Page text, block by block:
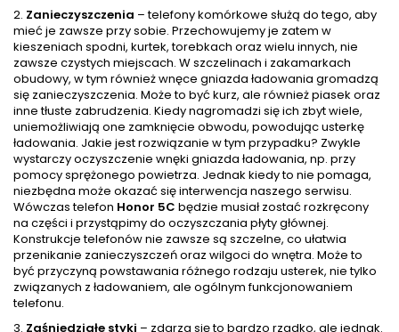
2. Zanieczyszczenia – telefony komórkowe służą do tego, aby
mieć je zawsze przy sobie. Przechowujemy je zatem w
kieszeniach spodni, kurtek, torebkach oraz wielu innych, nie
zawsze czystych miejscach. W szczelinach i zakamarkach
obudowy, w tym również wnęce gniazda ładowania gromadzą
się zanieczyszczenia. Może to być kurz, ale również piasek oraz
inne tłuste zabrudzenia. Kiedy nagromadzi się ich zbyt wiele,
uniemożliwiają one zamknięcie obwodu, powodując usterkę
ładowania. Jakie jest rozwiązanie w tym przypadku? Zwykle
wystarczy oczyszczenie wnęki gniazda ładowania, np. przy
pomocy sprężonego powietrza. Jednak kiedy to nie pomaga,
niezbędna może okazać się interwencja naszego serwisu.
Wówczas telefon Honor 5C będzie musiał zostać rozkręcony
na części i przystąpimy do oczyszczania płyty głównej.
Konstrukcje telefonów nie zawsze są szczelne, co ułatwia
przenikanie zanieczyszczeń oraz wilgoci do wnętra. Może to
być przyczyną powstawania różnego rodzaju usterek, nie tylko
związanych z ładowaniem, ale ogólnym funkcjonowaniem
telefonu.
3. Zaśniedziałe styki – zdarza się to bardzo rzadko, ale jednak.